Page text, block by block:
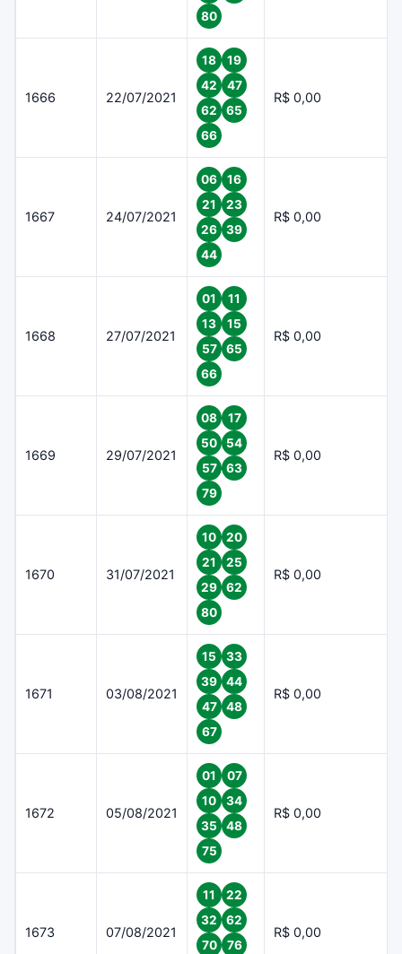
80
1666 22/07/2021
18
19
42
47
62
65
66
R$ 0,00
1667 24/07/2021
06
16
21
23
26
39
44
R$ 0,00
1668 27/07/2021
01
11
13
15
57
65
66
R$ 0,00
1669 29/07/2021
08
17
50
54
57
63
79
R$ 0,00
1670 31/07/2021
10
20
21
25
29
62
80
R$ 0,00
1671 03/08/2021
15
33
39
44
47
48
67
R$ 0,00
1672 05/08/2021
01
07
10
34
35
48
75
R$ 0,00
1673 07/08/2021
11
22
32
62
70
76
R$ 0,00